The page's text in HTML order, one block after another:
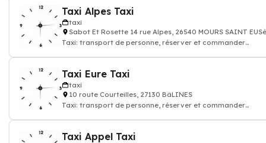
Taxi Alpes Taxi
taxi
Sabot Et Rosette 14 rue Alpes, 26540 MOURS SAINT
Taxi: transport de personne, réserver et commander
Taxi Eure Taxi
taxi
10 route Courteilles, 27130 BâLINES
Taxi: transport de personne, réserver et commander
Taxi Appel Taxi